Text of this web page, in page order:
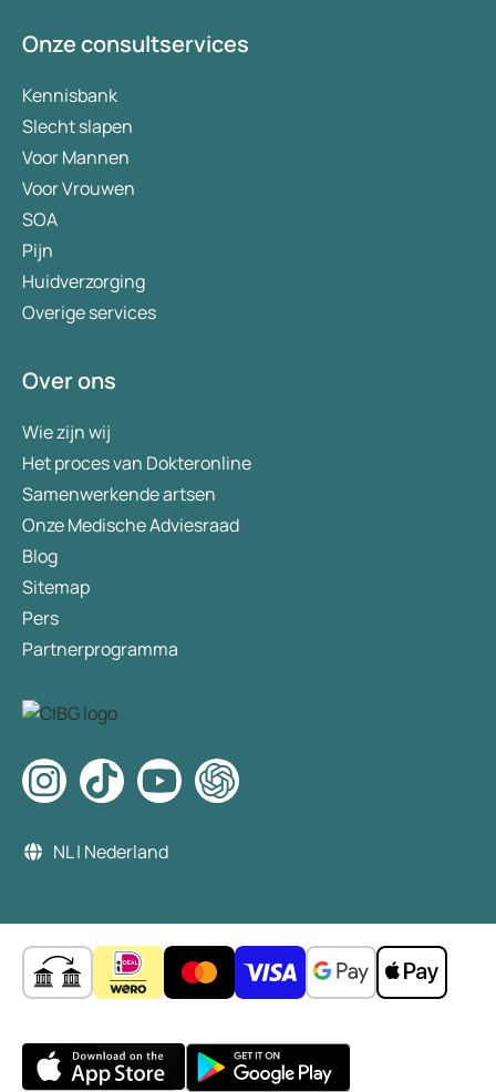
Onze consultservices
Kennisbank
Slecht slapen
Voor Mannen
Voor Vrouwen
SOA
Pijn
Huidverzorging
Overige services
Over ons
Wie zijn wij
Het proces van Dokteronline
Samenwerkende artsen
Onze Medische Adviesraad
Blog
Sitemap
Pers
Partnerprogramma
NL | Nederland